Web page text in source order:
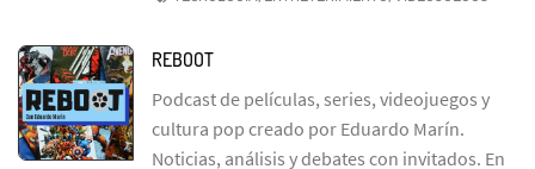
REBOOT
Podcast de películas, series, videojuegos y
cultura pop creado por Eduardo Marín.
Noticias, análisis y debates con invitados. En